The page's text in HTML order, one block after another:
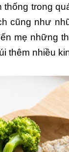
trong
cũng như
mẹ những
thêm nhiều